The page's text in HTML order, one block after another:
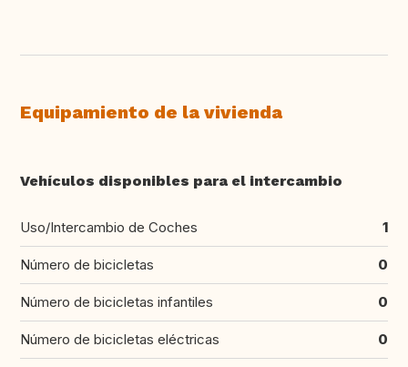
Equipamiento de la vivienda
Vehículos disponibles para el intercambio
Uso/Intercambio de Coches 1
Número de bicicletas 0
Número de bicicletas infantiles 0
Número de bicicletas eléctricas 0